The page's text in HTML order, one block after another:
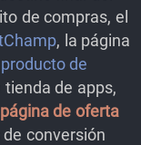
de compras, el
, la página
de
tienda de apps,
de oferta
conversión